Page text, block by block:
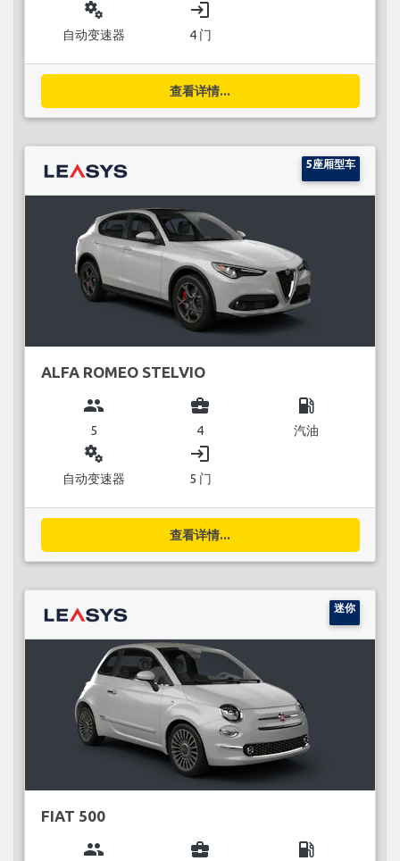
miscellaneous_services
自动变速器
login
4 门
查看详情...
5座厢型车
ALFA ROMEO STELVIO
group
5
business_center
4
local_gas_station
汽油
miscellaneous_services
自动变速器
login
5 门
查看详情...
迷你
FIAT 500
group business_center local_gas_station